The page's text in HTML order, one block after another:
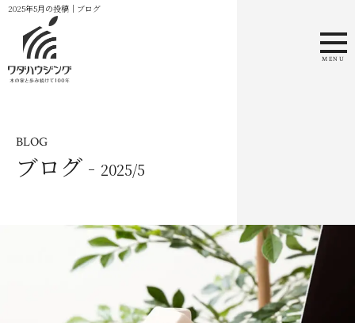
2025年5月の投稿｜ブログ
MENU
BLOG
ブログ - 2025/5